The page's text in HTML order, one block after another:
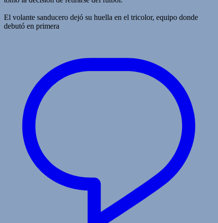
El volante sanducero dejó su huella en el tricolor, equipo donde
debutó en primera